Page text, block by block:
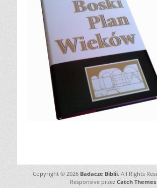
Copyright © 2026 Badacze Biblii. All Rights
Responsive przez Catch Themes